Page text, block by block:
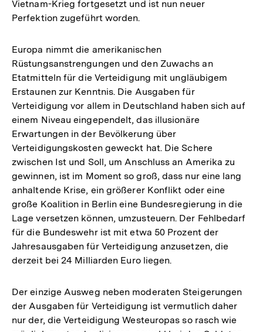
Vietnam-Krieg fortgesetzt und ist nun neuer
Perfektion zugeführt worden.
Europa nimmt die amerikanischen
Rüstungsanstrengungen und den Zuwachs an
Etatmitteln für die Verteidigung mit ungläubigem
Erstaunen zur Kenntnis. Die Ausgaben für
Verteidigung vor allem in Deutschland haben sich auf
einem Niveau eingependelt, das illusionäre
Erwartungen in der Bevölkerung über
Verteidigungskosten geweckt hat. Die Schere
zwischen Ist und Soll, um Anschluss an Amerika zu
gewinnen, ist im Moment so groß, dass nur eine lang
anhaltende Krise, ein größerer Konflikt oder eine
große Koalition in Berlin eine Bundesregierung in die
Lage versetzen können, umzusteuern. Der Fehlbedarf
für die Bundeswehr ist mit etwa 50 Prozent der
Jahresausgaben für Verteidigung anzusetzen, die
derzeit bei 24 Milliarden Euro liegen.
Der einzige Ausweg neben moderaten Steigerungen
der Ausgaben für Verteidigung ist vermutlich daher
nur der, die Verteidigung Westeuropas so rasch wie